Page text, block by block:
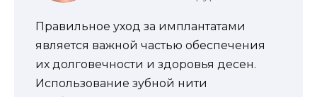
Правильное уход за имплантатами
является важной частью обеспечения
их долговечности и здоровья десен.
Использование зубной нити